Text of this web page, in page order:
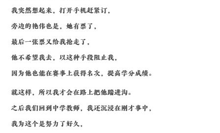
我突然想起来，打开手机赶紧订，
旁边的艳伟也是，她有票了，
最后一张票又给我抢走了，
他不希望我去，以这种手段阻止我，
因为他也能在赛事上获得名次，提高学分成绩。
就这样，所以我才会在路上把他踹进沟。
之后我们回到中学教师，我还沉浸在刚才事中，
我为这个是努力了好久，